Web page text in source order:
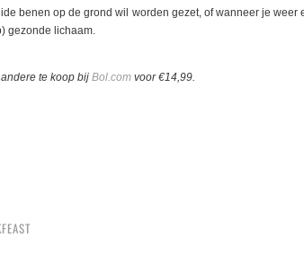
benen op de grond wil worden gezet, of wanneer je weer
gezonde lichaam.
te koop bij Bol.com voor €14,99.